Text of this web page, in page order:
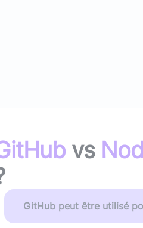
vs
GitHub peut être utilisé